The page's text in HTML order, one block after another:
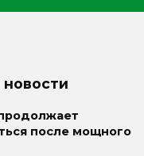
после мощного